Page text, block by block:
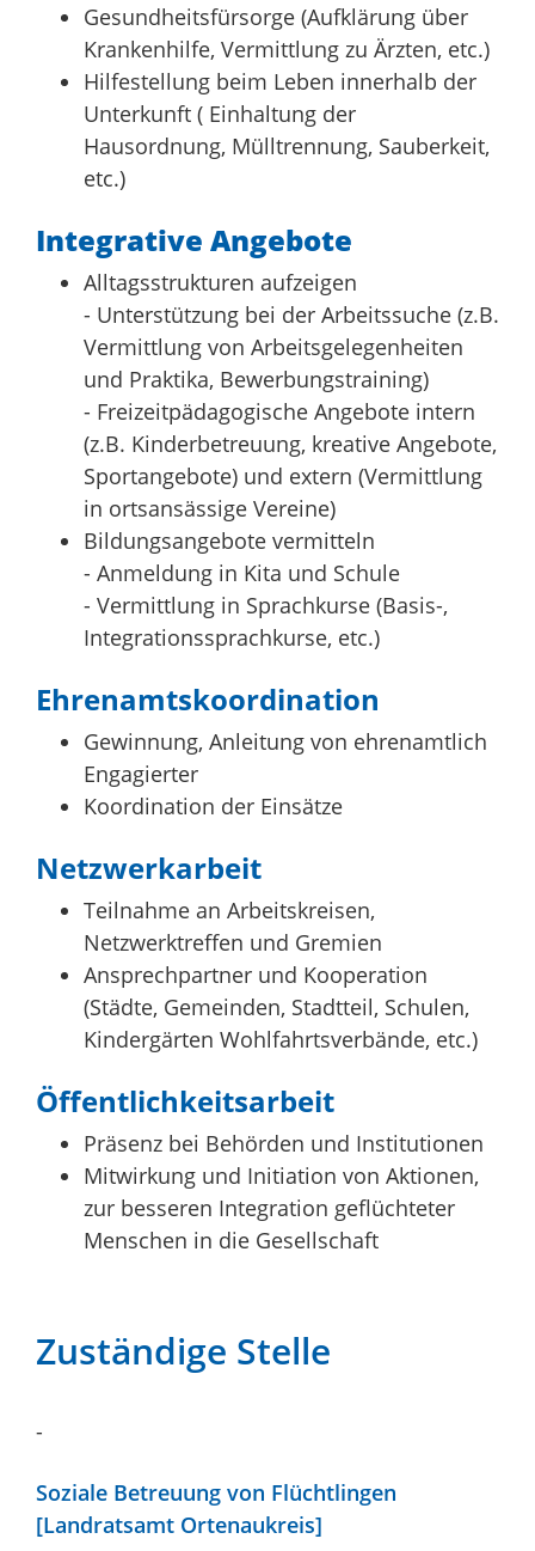
Gesundheitsfürsorge (Aufklärung über
Krankenhilfe, Vermittlung zu Ärzten, etc.)
Hilfestellung beim Leben innerhalb der
Unterkunft ( Einhaltung der
Hausordnung, Mülltrennung, Sauberkeit,
etc.)
Integrative Angebote
Alltagsstrukturen aufzeigen
- Unterstützung bei der Arbeitssuche (z.B.
Vermittlung von Arbeitsgelegenheiten
und Praktika, Bewerbungstraining)
- Freizeitpädagogische Angebote intern
(z.B. Kinderbetreuung, kreative Angebote,
Sportangebote) und extern (Vermittlung
in ortsansässige Vereine)
Bildungsangebote vermitteln
- Anmeldung in Kita und Schule
- Vermittlung in Sprachkurse (Basis-,
Integrationssprachkurse, etc.)
Ehrenamtskoordination
Gewinnung, Anleitung von ehrenamtlich
Engagierter
Koordination der Einsätze
Netzwerkarbeit
Teilnahme an Arbeitskreisen,
Netzwerktreffen und Gremien
Ansprechpartner und Kooperation
(Städte, Gemeinden, Stadtteil, Schulen,
Kindergärten Wohlfahrtsverbände, etc.)
Öffentlichkeitsarbeit
Präsenz bei Behörden und Institutionen
Mitwirkung und Initiation von Aktionen,
zur besseren Integration geflüchteter
Menschen in die Gesellschaft
Zuständige Stelle
-
Soziale Betreuung von Flüchtlingen
[Landratsamt Ortenaukreis]